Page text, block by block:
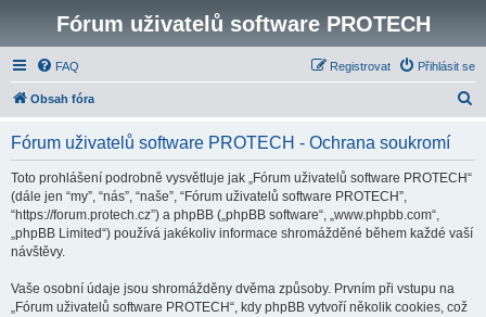
Fórum uživatelů software PROTECH
FAQ Přihlásit se
Registrovat
Obsah fóra
Fórum uživatelů software PROTECH - Ochrana soukromí
Toto prohlášení podrobně vysvětluje jak „Fórum uživatelů software PROTECH“
(dále jen “my”, “nás”, “naše”, “Fórum uživatelů software PROTECH”,
“https://forum.protech.cz”) a phpBB („phpBB software“, „www.phpbb.com“,
„phpBB Limited“) používá jakékoliv informace shromážděné během každé vaší
návštěvy.
Vaše osobní údaje jsou shromážděny dvěma způsoby. Prvním při vstupu na
„Fórum uživatelů software PROTECH“, kdy phpBB vytvoří několik cookies, což